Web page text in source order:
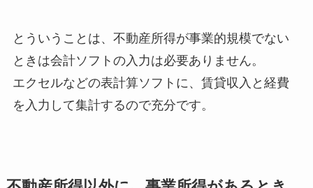
とういうことは、不動産所得が事業的規模でない
ときは会計ソフトの入力は必要ありません。
エクセルなどの表計算ソフトに、賃貸収入と経費
を入力して集計するので充分です。